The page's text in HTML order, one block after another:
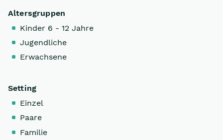
Altersgruppen
Kinder 6 - 12 Jahre
Jugendliche
Erwachsene
Setting
Einzel
Paare
Familie